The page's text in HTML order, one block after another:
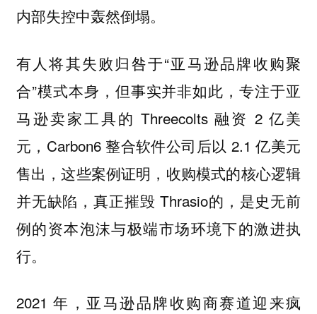
内部失控中轰然倒塌。
有人将其失败归咎于“亚马逊品牌收购聚
合”模式本身，但事实并非如此，专注于亚
马逊卖家工具的 Threecolts 融资 2 亿美
元，Carbon6 整合软件公司后以 2.1 亿美元
售出，这些案例证明，收购模式的核心逻辑
并无缺陷，真正摧毁 Thrasio的，是史无前
例的资本泡沫与极端市场环境下的激进执
行。
2021 年，亚马逊品牌收购商赛道迎来疯